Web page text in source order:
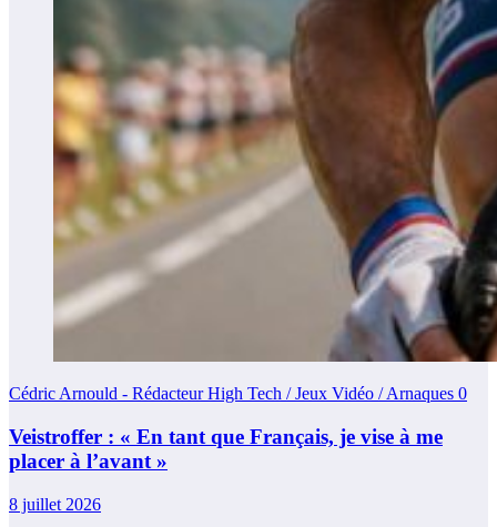
Cédric Arnould - Rédacteur High Tech / Jeux Vidéo / Arnaques 0
Veistroffer : « En tant que Français, je vise à me
placer à l’avant »
8 juillet 2026